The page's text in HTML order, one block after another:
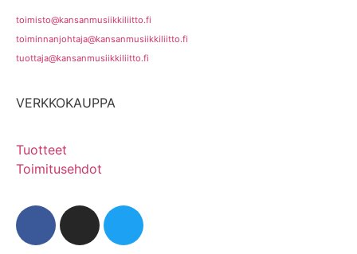
toimisto@kansanmusiikkiliitto.fi
toiminnanjohtaja@kansanmusiikkiliitto.fi
tuottaja@kansanmusiikkiliitto.fi
VERKKOKAUPPA
Tuotteet
Toimitusehdot